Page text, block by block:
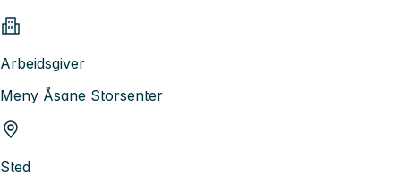
Arbeidsgiver
Meny Åsane Storsenter
Sted